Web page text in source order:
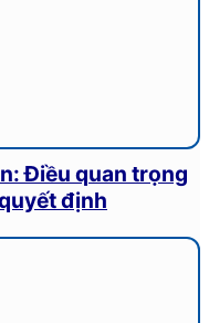
Điều quan trọng
định